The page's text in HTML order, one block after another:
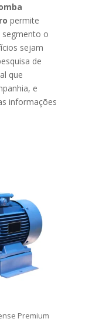
permite
segmento o
sejam
de
que
e
informações
Premium